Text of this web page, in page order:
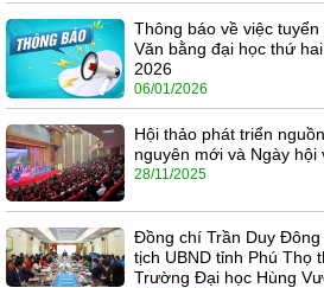
Thông báo về việc
Văn bằng đại học thứ
2026
06/01/2026
Hội thảo phát triển
nguyên mới và Ngày hội
28/11/2025
Đồng chí Trần Duy
tịch UBND tỉnh Phú Thọ
Trường Đại học Hùng